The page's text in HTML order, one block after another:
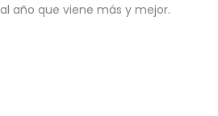
año que viene más y mejor.